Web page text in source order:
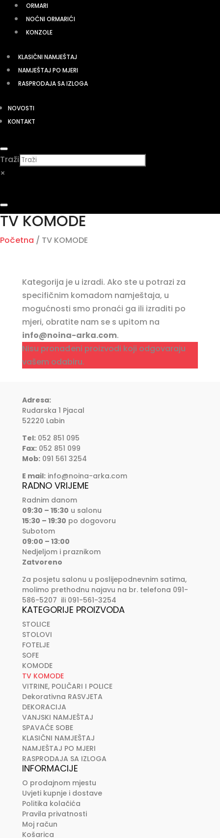
ORMARI
NOĆNI ORMARIĆI
KONZOLE
KLASIČNI NAMJEŠTAJ
NAMJEŠTAJ PO MJERI
RASPRODAJA SA IZLOGA
NOVOSTI
KONTAKT
Traži
×
TV KOMODE
Početna / TV KOMODE
Kategorija je u izradi. Ako ste u potrazi za
specifičnim komadom namještaja, u
mogućnosti smo pronaći ga ili izraditi po
mjeri, obratite nam se s upitom na
info@noina-arka.com.
Nisu pronađeni proizvodi koji odgovaraju
vašem odabiru.
Adresa:
Rudarska 1 Pjacal
52220 Labin
Tel:052 851 095
Fax:052 851 099
Mob:091 561 3254
E mail: info@noina-arka.com
RADNO VRIJEME
Radnim danom
09:30 – 15:30 u salonu
15:30 – 19:30 po dogovoru
Subotom
09:00 – 13:00
Nedjeljom i praznikom
Zatvoreno
Za posjetu salonu u poslijepodnevnim satima,
molimo prethodnu najavu na br. telefona 091-
586-5207 ili 091-561-3254
KATEGORIJE PROIZVODA
STOLICE
STOLOVI
FOTELJE
SOFE
KOMODE
TV KOMODE
VITRINE, POLIČARI I POLICE
Dekorativna RASVJETA
DEKORACIJA
VANJSKI NAMJEŠTAJ
SPAVAĆE SOBE
KLASIČNI NAMJEŠTAJ
NAMJEŠTAJ PO MJERI
RASPRODAJA SA IZLOGA
INFORMACIJE
O prodajnom mjestu
Uvjeti kupnje i dostave
Politika kolačića
Pravila privatnosti
Moj račun
Košarica